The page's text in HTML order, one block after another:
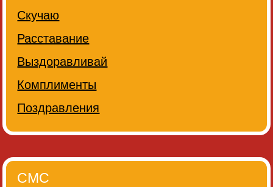
Скучаю
Расставание
Выздоравливай
Комплименты
Поздравления
СМС